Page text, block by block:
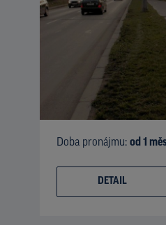
Doba pronájmu: od 1
DETAIL